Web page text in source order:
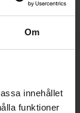
Om
innehållet
funktioner